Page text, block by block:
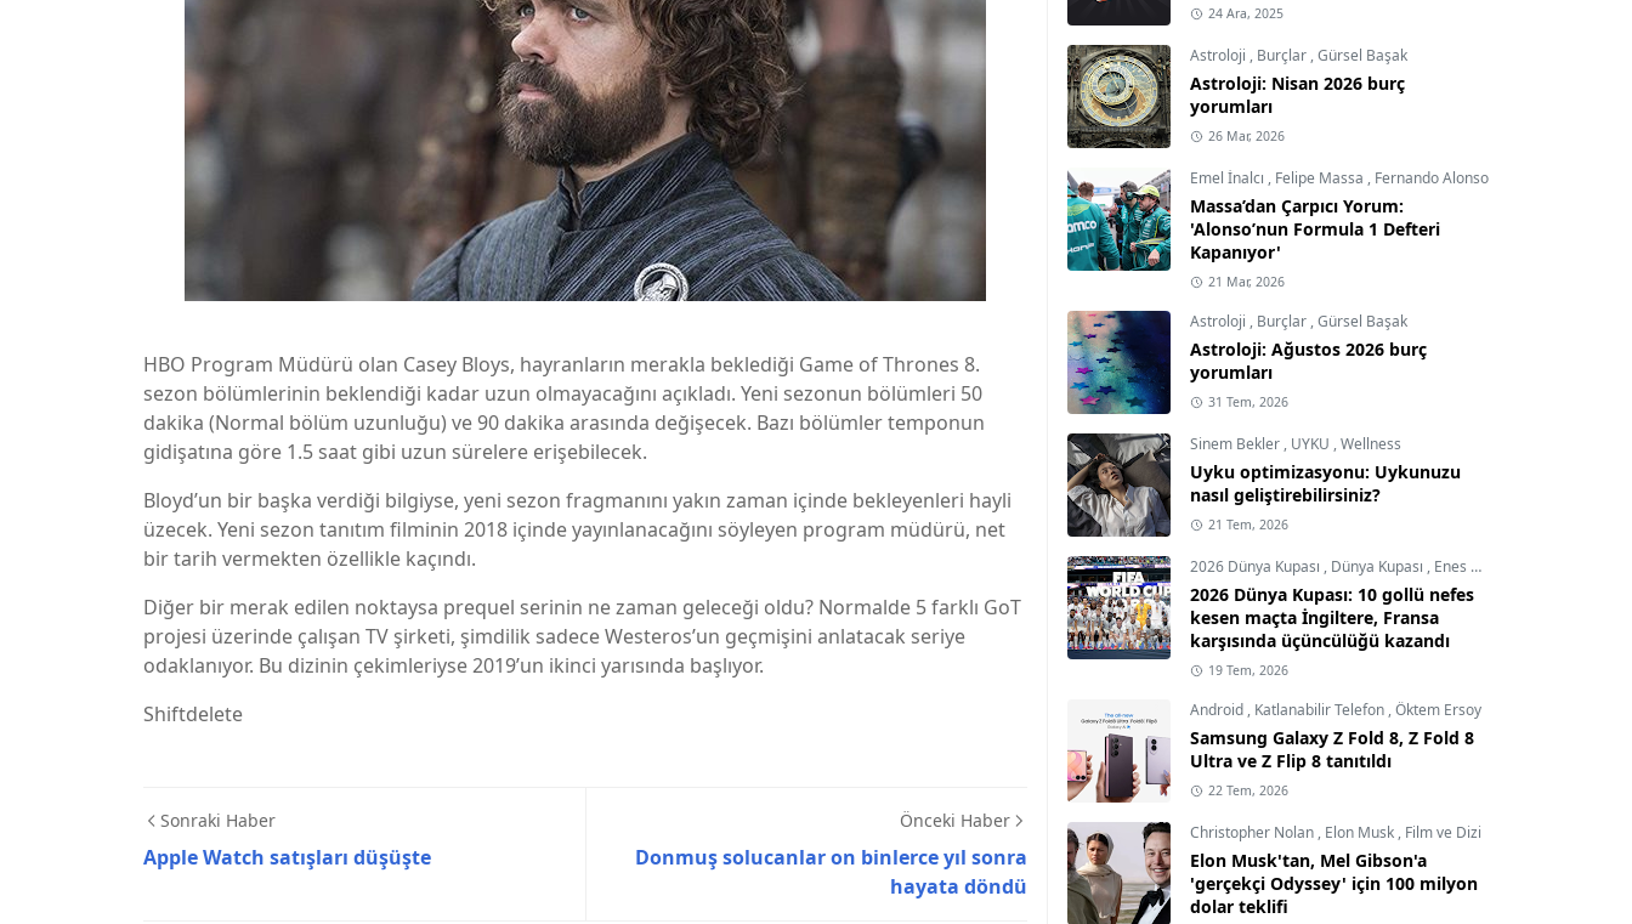
HBO Program Müdürü olan Casey Bloys, hayranların merakla beklediği Game of Thrones 8.
sezon bölümlerinin beklendiği kadar uzun olmayacağını açıkladı. Yeni sezonun bölümleri 50
dakika (Normal bölüm uzunluğu) ve 90 dakika arasında değişecek. Bazı bölümler temponun
gidişatına göre 1.5 saat gibi uzun sürelere erişebilecek.
Bloyd’un bir başka verdiği bilgiyse, yeni sezon fragmanını yakın zaman içinde bekleyenleri hayli
üzecek. Yeni sezon tanıtım filminin 2018 içinde yayınlanacağını söyleyen program müdürü, net
bir tarih vermekten özellikle kaçındı.
Diğer bir merak edilen noktaysa prequel serinin ne zaman geleceği oldu? Normalde 5 farklı GoT
projesi üzerinde çalışan TV şirketi, şimdilik sadece Westeros’un geçmişini anlatacak seriye
odaklanıyor. Bu dizinin çekimleriyse 2019’un ikinci yarısında başlıyor.
Shiftdelete
Sonraki Haber
Apple Watch satışları düşüşte
Önceki Haber
Donmuş solucanlar on binlerce yıl sonra
hayata döndü
24 Ara, 2025
Astroloji , Burçlar ,Gürsel Başak
Astroloji: Nisan 2026 burç
yorumları
26 Mar, 2026
Emel İnalcı , Felipe Massa , Fernando Alonso
Massa’dan Çarpıcı Yorum:
'Alonso’nun Formula 1 Defteri
Kapanıyor'
21 Mar, 2026
Astroloji , Burçlar ,Gürsel Başak
Astroloji: Ağustos 2026 burç
yorumları
31 Tem, 2026
Sinem Bekler , UYKU ,Wellness
Uyku optimizasyonu: Uykunuzu
nasıl geliştirebilirsiniz?
21 Tem, 2026
2026 Dünya Kupası , Dünya Kupası , Enes Demircioğlu
2026 Dünya Kupası: 10 gollü nefes
kesen maçta İngiltere, Fransa
karşısında üçüncülüğü kazandı
19 Tem, 2026
Android , Katlanabilir Telefon ,Öktem Ersoy
Samsung Galaxy Z Fold 8, Z Fold 8
Ultra ve Z Flip 8 tanıtıldı
22 Tem, 2026
Christopher Nolan , Elon Musk , Film ve Dizi
Elon Musk'tan, Mel Gibson'a
'gerçekçi Odyssey' için 100 milyon
dolar teklifi